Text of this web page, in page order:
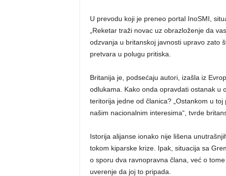
U prevodu koji je preneo portal InoSMI,
„Reketar traži novac uz obrazloženje da
odzvanja u britanskoj javnosti upravo zato
pretvara u polugu pritiska.
Britanija je, podsećaju autori, izašla iz
odlukama. Kako onda opravdati ostanak u
teritorija jedne od članica? „Ostankom u
našim nacionalnim interesima“, tvrde
Istorija alijanse ionako nije lišena
tokom kiparske krize. Ipak, situacija sa
o sporu dva ravnopravna člana, već o
uverenje da joj to pripada.